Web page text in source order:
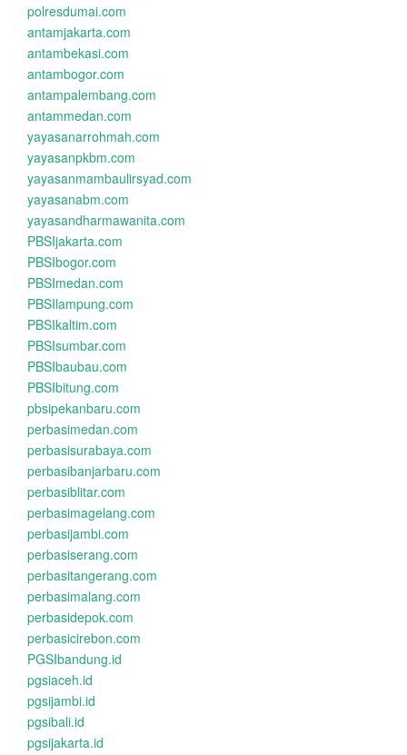
polresdumai.com
antamjakarta.com
antambekasi.com
antambogor.com
antampalembang.com
antammedan.com
yayasanarrohmah.com
yayasanpkbm.com
yayasanmambaulirsyad.com
yayasanabm.com
yayasandharmawanita.com
PBSIjakarta.com
PBSIbogor.com
PBSImedan.com
PBSIlampung.com
PBSIkaltim.com
PBSIsumbar.com
PBSIbaubau.com
PBSIbitung.com
pbsipekanbaru.com
perbasimedan.com
perbasisurabaya.com
perbasibanjarbaru.com
perbasiblitar.com
perbasimagelang.com
perbasijambi.com
perbasiserang.com
perbasitangerang.com
perbasimalang.com
perbasidepok.com
perbasicirebon.com
PGSIbandung.id
pgsiaceh.id
pgsijambi.id
pgsibali.id
pgsijakarta.id